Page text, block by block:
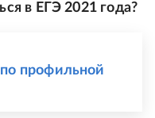
в ЕГЭ 2021 года?
по профильной